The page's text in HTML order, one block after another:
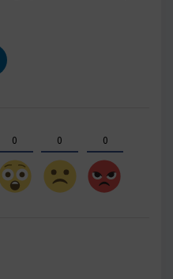
0 0 0